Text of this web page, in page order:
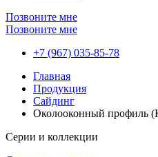
Позвоните мне
Позвоните мне
+7 (967) 035-85-78
Главная
Продукция
Сайдинг
Околооконный профиль
Серии и коллекции